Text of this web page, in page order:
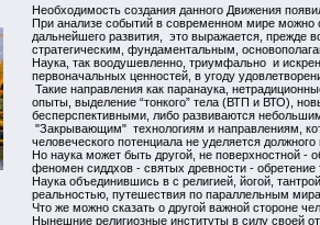
Необходимость создания данного Движения
При анализе событий в современном мире можно
дальнейшего развития, это выражается, прежде
стратегическим, фундаментальным,
Наука, так воодушевленно, триумфально и
первоначальных ценностей, в угоду
Такие направления как паранаука,
опыты, выделение “тонкого” тела (ВТП и ВТО),
бесперспективными, либо развиваются
"Закрывающим" технологиям и направлениям,
человеческого потенциала не уделяется
Но наука может быть другой, не поверхностной -
феномен сиддхов - святых древности - обретение
Наука объединившись в с религией, йогой,
реальностью, путешествия по параллельным
Что же можно сказать о другой важной стороне
Нынешние религиозные институты в силу своей